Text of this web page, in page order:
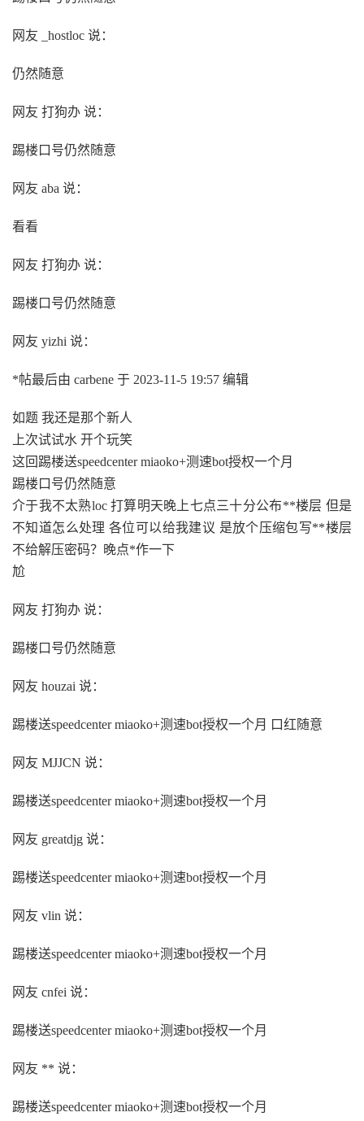
网友 _hostloc 说：
仍然随意
网友 打狗办 说：
踢楼口号仍然随意
网友 aba 说：
看看
网友 打狗办 说：
踢楼口号仍然随意
网友 yizhi 说：
*帖最后由 carbene 于 2023-11-5 19:57 编辑
如题 我还是那个新人
上次试试水 开个玩笑
这回踢楼送speedcenter miaoko+测速bot授权一个月
踢楼口号仍然随意
介于我不太熟loc 打算明天晚上七点三十分公布**楼层 但是
不知道怎么处理 各位可以给我建议 是放个压缩包写**楼层
不给解压密码？晚点*作一下
尬
网友 打狗办 说：
踢楼口号仍然随意
网友 houzai 说：
踢楼送speedcenter miaoko+测速bot授权一个月 口红随意
网友 MJJCN 说：
踢楼送speedcenter miaoko+测速bot授权一个月
网友 greatdjg 说：
踢楼送speedcenter miaoko+测速bot授权一个月
网友 vlin 说：
踢楼送speedcenter miaoko+测速bot授权一个月
网友 cnfei 说：
踢楼送speedcenter miaoko+测速bot授权一个月
网友 ** 说：
踢楼送speedcenter miaoko+测速bot授权一个月